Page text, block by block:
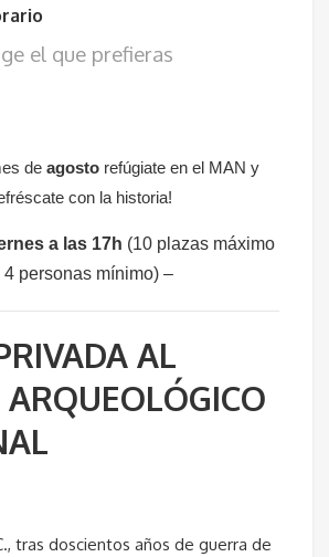
el que prefieras
de agosto refúgiate en el MAN y
con la historia!
a las 17h (10 plazas máximo
4 personas mínimo) –
AL
tras doscientos años de guerra de